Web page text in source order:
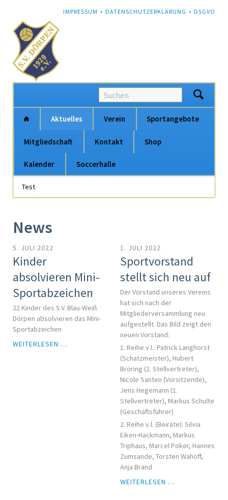
NAVIGATION
IMPRESSUM DATENSCHUTZERKLÄRUNG DSGVO
Aktuelles Verein Sportangebote
Mitgliedschaft Kontakt Shop
Kalender Soccerhalle
Navigation
überspringenüberspringen
Test
News
5. JULI 2022
Kinder
absolvieren Mini-
Sportabzeichen
22 Kinder des S.V. Blau-Weiß
Dörpen absolvieren das Mini-
Sportabzeichen
WEITERLESEN …
SPORTABZEICHEN
1. JULI 2022
Sportvorstand
stellt sich neu auf
Der Vorstand unseres Vereins
hat sich nach der
Mitgliederversammlung neu
aufgestellt. Das Bild zeigt den
neuen Vorstand:
1. Reihe v.l.: Patrick Langhorst
(Schatzmeister), Hubert
Bröring (2. Stellvertreter),
Nicole Santen (Vorsitzende),
Jens Hegemann (1.
Stellvertreter), Markus Schulte
(Geschäftsführer)
2. Reihe v.l. (Beiräte): Silvia
Eiken-Hackmann, Markus
Triphaus, Marcel Poker, Hannes
Zumsande, Torsten Wahoff,
Anja Brand
WEITERLESEN …